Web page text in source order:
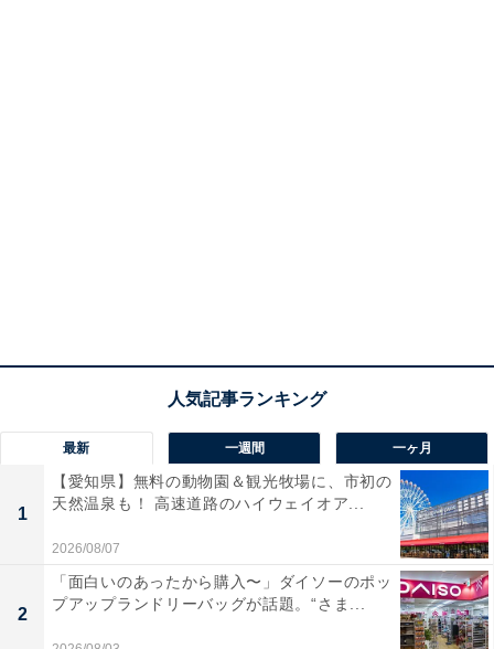
最新 一週間 一ヶ月
1
【愛知県】無料の動物園＆観光牧場に、市初の
天然温泉も！ 高速道路のハイウェイオア...
2026/08/07
2
「面白いのあったから購入〜」ダイソーのポッ
プアップランドリーバッグが話題。“さま...